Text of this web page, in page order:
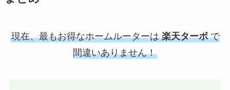
現在、最もお得なホームルーターは楽天ターボで
間違いありません！